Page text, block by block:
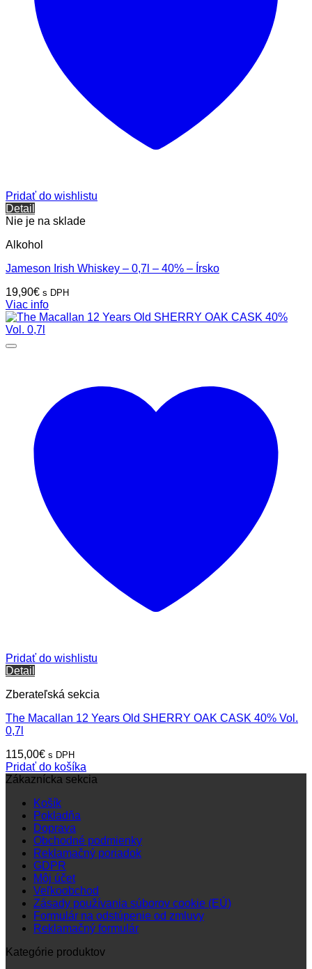
Pridať do wishlistu
Detail
Nie je na sklade
Alkohol
Jameson Irish Whiskey – 0,7l – 40% – Írsko
19,90€ s DPH
Viac info
Pridať do wishlistu
Detail
Zberateľská sekcia
The Macallan 12 Years Old SHERRY OAK CASK 40% Vol.
0,7l
115,00€ s DPH
Pridať do košíka
Zákaznícka sekcia
Košík
Pokladňa
Doprava
Obchodné podmienky
Reklamačný poriadok
GDPR
Môj účet
Veľkoobchod
Zásady používania súborov cookie (EÚ)
Formulár na odstúpenie od zmluvy
Reklamačný formulár
Kategórie produktov